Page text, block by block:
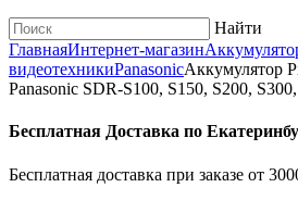
Найти
ГлавнаяИнтернет-магазин
видеотехникиPanasonicАккумулятор
Panasonic SDR-S100, S150, S200,
Бесплатная Доставка по
Бесплатная доставка при заказе от